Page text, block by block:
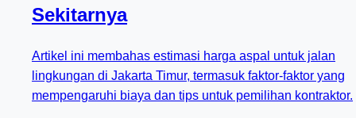
Sekitarnya
Artikel ini membahas estimasi harga aspal untuk jalan
lingkungan di Jakarta Timur, termasuk faktor-faktor yang
mempengaruhi biaya dan tips untuk pemilihan kontraktor.